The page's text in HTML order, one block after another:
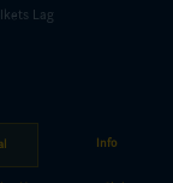
Info
Lag